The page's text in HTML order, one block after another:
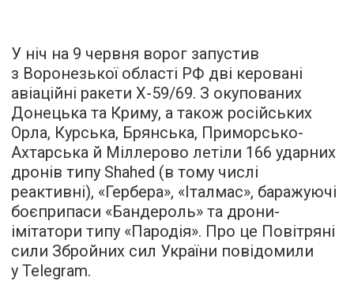
У ніч на 9 червня ворог запустив
з Воронезької області РФ дві керовані
авіаційні ракети Х-59/69. З окупованих
Донецька та Криму, а також російських
Орла, Курська, Брянська, Приморсько-
Ахтарська й Міллерово летіли 166 ударних
дронів типу Shahed (в тому числі
реактивні), «Гербера», «Італмас», баражуючі
боєприпаси «Бандероль» та дрони-
імітатори типу «Пародія». Про це Повітряні
сили Збройних сил України повідомили
у Telegram.